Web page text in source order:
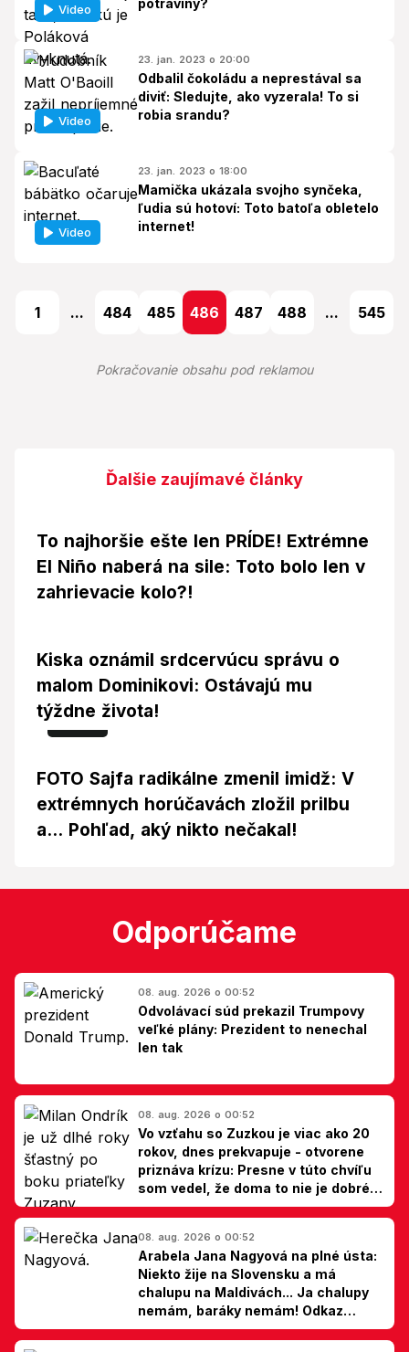
Video potraviny?
Video
23. jan. 2023 o 20:00
Odbalil čokoládu a neprestával sa
diviť: Sledujte, ako vyzerala! To si
robia srandu?
Video
23. jan. 2023 o 18:00
Mamička ukázala svojho synčeka,
ľudia sú hotoví: Toto batoľa obletelo
internet!
1 ... 484 485 486 487 488 ... 545
Pokračovanie obsahu pod reklamou
Ďalšie zaujímavé články
To najhoršie ešte len PRÍDE! Extrémne
El Niño naberá na sile: Toto bolo len v
zahrievacie kolo?!
Kiska oznámil srdcervúcu správu o
malom Dominikovi: Ostávajú mu
týždne života!
Foto
FOTO Sajfa radikálne zmenil imidž: V
extrémnych horúčavách zložil prilbu
a... Pohľad, aký nikto nečakal!
Odporúčame
08. aug. 2026 o 00:52
Odvolávací súd prekazil Trumpovy
veľké plány: Prezident to nenechal
len tak
08. aug. 2026 o 00:52
Vo vzťahu so Zuzkou je viac ako 20
rokov, dnes prekvapuje - otvorene
priznáva krízu: Presne v túto chvíľu
som vedel, že doma to nie je dobré,
hovorí Milan Ondrík
08. aug. 2026 o 00:52
Arabela Jana Nagyová na plné ústa:
Niekto žije na Slovensku a má
chalupu na Maldivách... Ja chalupy
nemám, baráky nemám! Odkaz
Slovákom